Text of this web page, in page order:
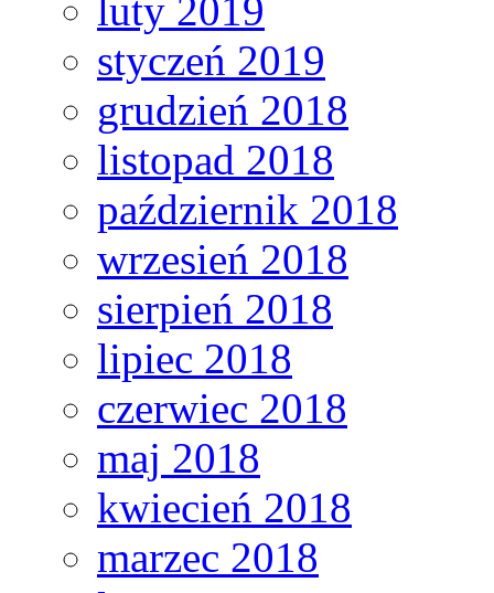
luty 2019
styczeń 2019
grudzień 2018
listopad 2018
październik 2018
wrzesień 2018
sierpień 2018
lipiec 2018
czerwiec 2018
maj 2018
kwiecień 2018
marzec 2018